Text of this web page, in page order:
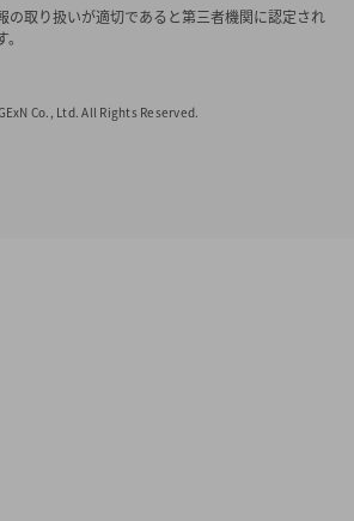
の取り扱いが適切であると第三者機関に認定され
Co., Ltd. All Rights Reserved.